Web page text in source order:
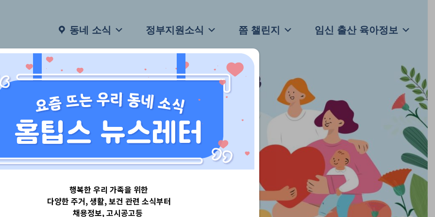
동네 소식 정부지원소식 쯤 챌린지 임신 출산 육아정보
행복한 우리 가족을 위한
다양한 주거, 생활, 보건 관련 소식부터
채용정보, 고시공고등